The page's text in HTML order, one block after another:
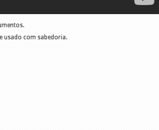
usado com sabedoria.